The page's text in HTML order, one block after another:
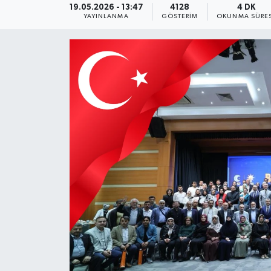
19.05.2026 - 13:47
YAYINLANMA
4128
GÖSTERIM
4 DK
OKUNMA
KEMERBURGAZ
KÜLTÜR - SANAT
MAGAZİN
TEKNOLOJİ
TİCARET